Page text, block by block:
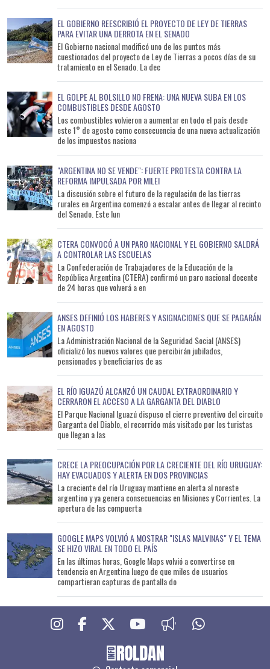
EL GOBIERNO REESCRIBIÓ EL PROYECTO DE LEY DE TIERRAS
PARA EVITAR UNA DERROTA EN EL SENADO
El Gobierno nacional modificó uno de los puntos más
cuestionados del proyecto de Ley de Tierras a pocos días de su
tratamiento en el Senado. La dec
EL GOLPE AL BOLSILLO NO FRENA: UNA NUEVA SUBA EN LOS
COMBUSTIBLES DESDE AGOSTO
Los combustibles volvieron a aumentar en todo el país desde
este 1° de agosto como consecuencia de una nueva actualización
de los impuestos naciona
"ARGENTINA NO SE VENDE": FUERTE PROTESTA CONTRA LA
REFORMA IMPULSADA POR MILEI
La discusión sobre el futuro de la regulación de las tierras
rurales en Argentina comenzó a escalar antes de llegar al recinto
del Senado. Este lun
CTERA CONVOCÓ A UN PARO NACIONAL Y EL GOBIERNO SALDRÁ
A CONTROLAR LAS ESCUELAS
La Confederación de Trabajadores de la Educación de la
República Argentina (CTERA) confirmó un paro nacional docente
de 24 horas que volverá a en
ANSES DEFINIÓ LOS HABERES Y ASIGNACIONES QUE SE PAGARÁN
EN AGOSTO
La Administración Nacional de la Seguridad Social (ANSES)
oficializó los nuevos valores que percibirán jubilados,
pensionados y beneficiarios de as
EL RÍO IGUAZÚ ALCANZÓ UN CAUDAL EXTRAORDINARIO Y
CERRARON EL ACCESO A LA GARGANTA DEL DIABLO
El Parque Nacional Iguazú dispuso el cierre preventivo del circuito
Garganta del Diablo, el recorrido más visitado por los turistas
que llegan a las
CRECE LA PREOCUPACIÓN POR LA CRECIENTE DEL RÍO URUGUAY:
HAY EVACUADOS Y ALERTA EN DOS PROVINCIAS
La creciente del río Uruguay mantiene en alerta al noreste
argentino y ya genera consecuencias en Misiones y Corrientes. La
apertura de las compuerta
GOOGLE MAPS VOLVIÓ A MOSTRAR "ISLAS MALVINAS" Y EL TEMA
SE HIZO VIRAL EN TODO EL PAÍS
En las últimas horas, Google Maps volvió a convertirse en
tendencia en Argentina luego de que miles de usuarios
compartieran capturas de pantalla do